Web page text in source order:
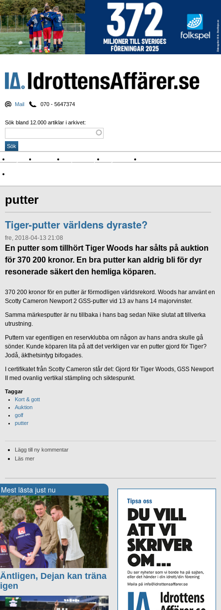
Mail 070 - 5647374
Sök bland 12.000 artiklar i arkivet:
Nyheter Krönikor Sport & spel Nyhetsbrev
putter
Tiger-putter världens dyraste?
fre, 2018-04-13 21:08
En putter som tillhört Tiger Woods har sålts på auktion
för 370 200 kronor. En bra putter kan aldrig bli för dyr
resonerade säkert den hemliga köparen.
370 200 kronor för en putter är förmodligen världsrekord. Woods har använt en
Scotty Cameron Newport 2 GSS-putter vid 13 av hans 14 majorvinster.
Samma märkesputter är nu tillbaka i hans bag sedan Nike slutat att tillverka
utrustning.
Puttern var egentligen en reservklubba om någon av hans andra skulle gå
sönder. Kunde köparen lita på att det verkligen var en putter gjord för Tiger?
Jodå, äkthetsintyg bifogades.
I certifikatet från Scotty Cameron står det: Gjord för Tiger Woods, GSS Newport
II med ovanlig vertikal stämpling och siktespunkt.
Taggar
Kort & gott
Auktion
golf
putter
Lägg till ny kommentar
Läs mer
Mest lästa just nu
Äntligen, Dejan kan träna
igen